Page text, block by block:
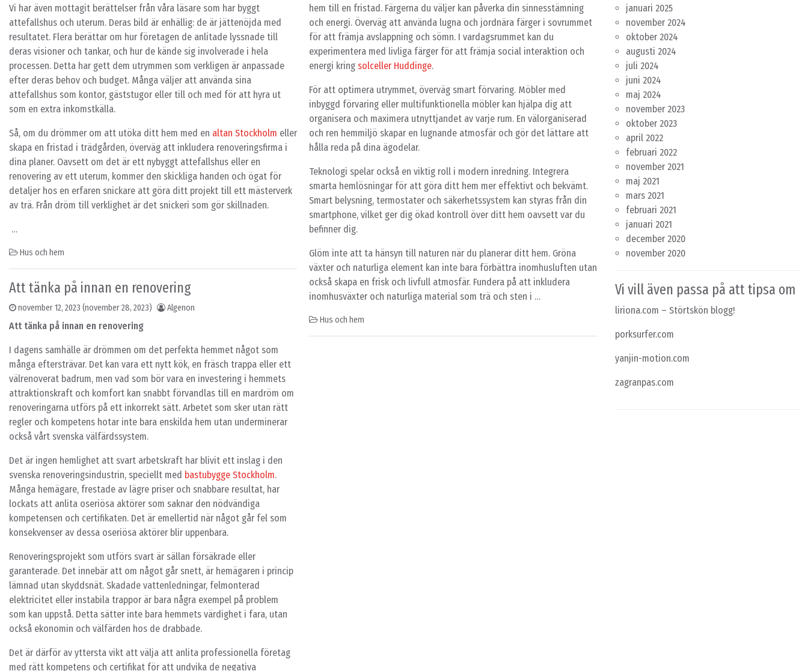
Vi har även mottagit berättelser från våra läsare som har byggt
attefallshus och uterum. Deras bild är enhällig: de är jättenöjda med
resultatet. Flera berättar om hur företagen de anlitade lyssnade till
deras visioner och tankar, och hur de kände sig involverade i hela
processen. Detta har gett dem utrymmen som verkligen är anpassade
efter deras behov och budget. Många väljer att använda sina
attefallshus som kontor, gäststugor eller till och med för att hyra ut
som en extra inkomstkälla.
Så, om du drömmer om att utöka ditt hem med en altan Stockholm eller
skapa en fristad i trädgården, överväg att inkludera renoveringsfirma i
dina planer. Oavsett om det är ett nybyggt attefallshus eller en
renovering av ett uterum, kommer den skickliga handen och ögat för
detaljer hos en erfaren snickare att göra ditt projekt till ett mästerverk
av trä. Från dröm till verklighet är det snickeri som gör skillnaden.
…
Hus och hem
Att tänka på innan en renovering
november 12, 2023 (november 28, 2023) Algenon
Att tänka på innan en renovering
I dagens samhälle är drömmen om det perfekta hemmet något som
många eftersträvar. Det kan vara ett nytt kök, en fräsch trappa eller ett
välrenoverat badrum, men vad som bör vara en investering i hemmets
attraktionskraft och komfort kan snabbt förvandlas till en mardröm om
renoveringarna utförs på ett inkorrekt sätt. Arbetet som sker utan rätt
regler och kompetens hotar inte bara enskilda hem utan underminerar
också vårt svenska välfärdssystem.
Det är ingen hemlighet att svart arbetskraft har blivit ett inslag i den
svenska renoveringsindustrin, speciellt med bastubygge Stockholm.
Många hemägare, frestade av lägre priser och snabbare resultat, har
lockats att anlita oseriösa aktörer som saknar den nödvändiga
kompetensen och certifikaten. Det är emellertid när något går fel som
konsekvenser av dessa oseriösa aktörer blir uppenbara.
Renoveringsprojekt som utförs svart är sällan försäkrade eller
garanterade. Det innebär att om något går snett, är hemägaren i princip
lämnad utan skyddsnät. Skadade vattenledningar, felmonterad
elektricitet eller instabila trappor är bara några exempel på problem
som kan uppstå. Detta sätter inte bara hemmets värdighet i fara, utan
också ekonomin och välfärden hos de drabbade.
Det är därför av yttersta vikt att välja att anlita professionella företag
med rätt kompetens och certifikat för att undvika de negativa
hem till en fristad. Färgerna du väljer kan påverka din sinnesstämning
och energi. Överväg att använda lugna och jordnära färger i sovrummet
för att främja avslappning och sömn. I vardagsrummet kan du
experimentera med livliga färger för att främja social interaktion och
energi kring solceller Huddinge.
För att optimera utrymmet, överväg smart förvaring. Möbler med
inbyggd förvaring eller multifunktionella möbler kan hjälpa dig att
organisera och maximera utnyttjandet av varje rum. En välorganiserad
och ren hemmiljö skapar en lugnande atmosfär och gör det lättare att
hålla reda på dina ägodelar.
Teknologi spelar också en viktig roll i modern inredning. Integrera
smarta hemlösningar för att göra ditt hem mer effektivt och bekvämt.
Smart belysning, termostater och säkerhetssystem kan styras från din
smartphone, vilket ger dig ökad kontroll över ditt hem oavsett var du
befinner dig.
Glöm inte att ta hänsyn till naturen när du planerar ditt hem. Gröna
växter och naturliga element kan inte bara förbättra inomhusluften utan
också skapa en frisk och livfull atmosfär. Fundera på att inkludera
inomhusväxter och naturliga material som trä och sten i …
Hus och hem
januari 2025
november 2024
oktober 2024
augusti 2024
juli 2024
juni 2024
maj 2024
november 2023
oktober 2023
april 2022
februari 2022
november 2021
maj 2021
mars 2021
februari 2021
januari 2021
december 2020
november 2020
Vi vill även passa på att tipsa om
liriona.com – Störtskön blogg!
porksurfer.com
yanjin-motion.com
zagranpas.com